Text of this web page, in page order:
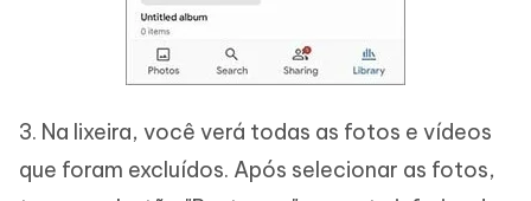
3. Na lixeira, você verá todas as fotos e vídeos
que foram excluídos. Após selecionar as fotos,